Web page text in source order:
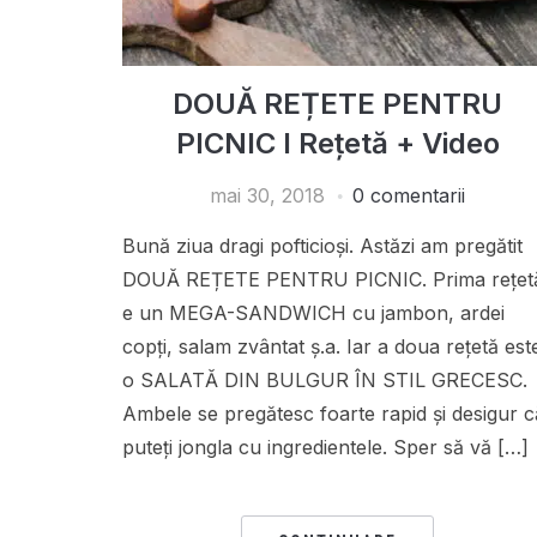
DOUĂ REȚETE PENTRU
PICNIC I Rețetă + Video
mai 30, 2018 0 comentarii
Bună ziua dragi pofticioși. Astăzi am pregătit
DOUĂ REȚETE PENTRU PICNIC. Prima
e un MEGA-SANDWICH cu jambon, ardei
copți, salam zvântat ș.a. Iar a doua rețetă
o SALATĂ DIN BULGUR ÎN STIL GRECESC.
Ambele se pregătesc foarte rapid și desigur
puteți jongla cu ingredientele. Sper să vă […]